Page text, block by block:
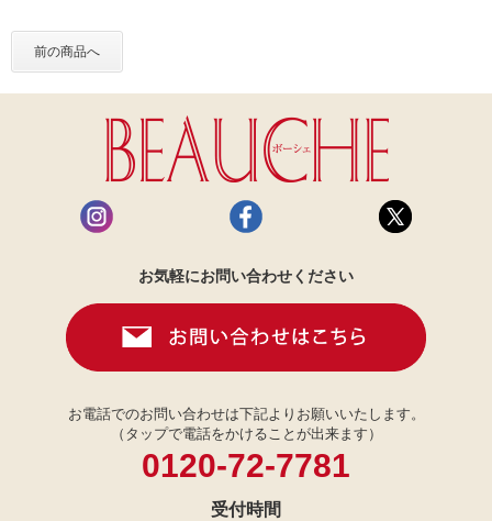
前の商品へ
お気軽にお問い合わせください
お電話でのお問い合わせは下記よりお願いいたします。
（タップで電話をかけることが出来ます）
0120-72-7781
受付時間